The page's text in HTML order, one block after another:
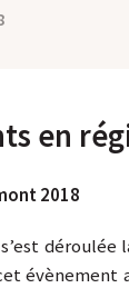
en
2018
évènement